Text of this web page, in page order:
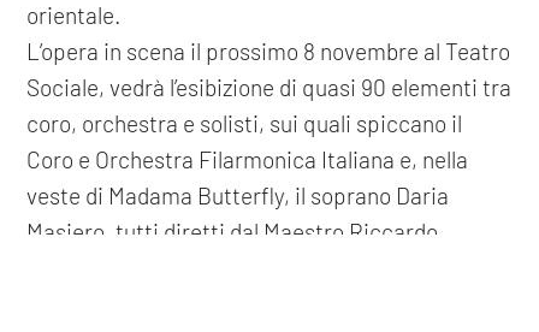
orientale.
L’opera in scena il prossimo 8 novembre al Teatro
Sociale, vedrà l’esibizione di quasi 90 elementi tra
coro, orchestra e solisti, sui quali spiccano il
Coro e Orchestra Filarmonica Italiana e, nella
veste di Madama Butterfly, il soprano Daria
Masiero, tutti diretti dal Maestro Riccardo